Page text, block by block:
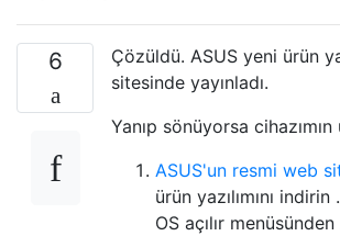
6
Çözüldü. ASUS yeni ürün
sitesinde yayınladı.
Yanıp sönüyorsa
ASUS'un resmi web
ürün yazılımını
OS açılır